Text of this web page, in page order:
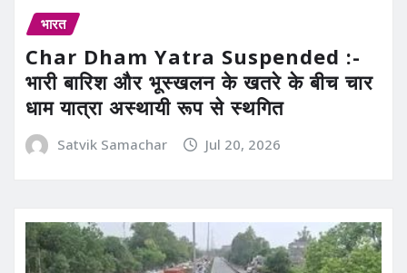
भारत
Char Dham Yatra Suspended :-
भारी बारिश और भूस्खलन के खतरे के बीच चार
धाम यात्रा अस्थायी रूप से स्थगित
Satvik Samachar Jul 20, 2026